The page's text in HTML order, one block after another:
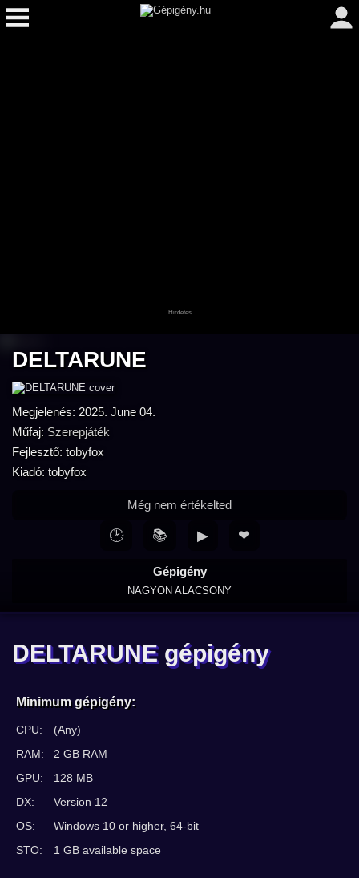
DELTARUNE
Megjelenés: 2025. June 04.
Műfaj: Szerepjáték
Fejlesztő: tobyfox
Kiadó: tobyfox
Gépigény
NAGYON ALACSONY
Még nem értékelted
🕑 📚 ▶ ❤
DELTARUNE gépigény
Minimum gépigény:
CPU:
(Any)
RAM:
2 GB RAM
GPU:
128 MB
DX:
Version 12
OS:
Windows 10 or higher, 64-bit
STO:
1 GB available space